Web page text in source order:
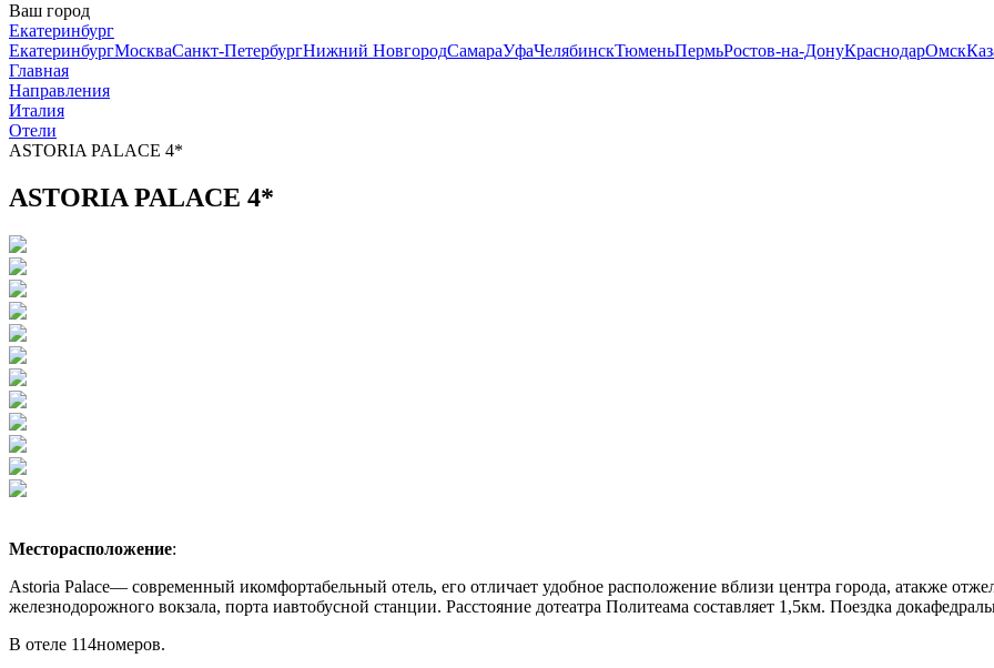
Ваш город
Екатеринбург
ЕкатеринбургМоскваСанкт-ПетербургНижний НовгородСамараУфаЧелябинскТюменьПермьРостов-на-ДонуКраснодарОмск
Главная
Направления
Италия
Отели
ASTORIA PALACE 4*
ASTORIA PALACE 4*
Месторасположение:
Astoria Palace— современный икомфортабельный отель, его отличает удобное расположение вблизи центра города, атакже
железнодорожного вокзала, порта иавтобусной станции. Расстояние дотеатра Политеама составляет 1,5км. Поездка
В отеле 114номеров.